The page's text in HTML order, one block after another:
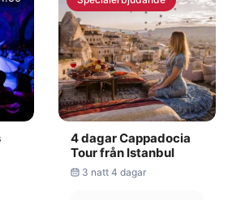
4 dagar Cappadocia
Tour från Istanbul
3 natt 4 dagar